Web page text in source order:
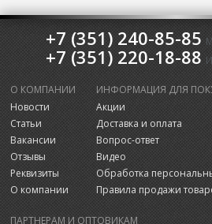
+7 (351) 240-85-85
+7 (351) 220-18-88
О КОМПАНИИ
Новости
Статьи
Вакансии
Отзывы
Реквизиты
О компании
ИНФОРМАЦИЯ ДЛЯ
Акции
Доставка и оплата
Вопрос-ответ
Видео
Обработка
Правила продажи
ПАРТНЕРАМ И ОПТОВИКАМ